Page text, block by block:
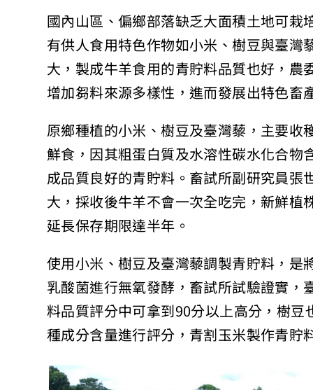
國內山區、偏鄉部落缺乏大面積土地可
有供人食用特色作物如小米、樹豆與臺
大，製成牛羊食用的青貯料品質也好，
增加芻料來源多樣性，進而發展出特色畜
原鄉種植的小米、樹豆及臺灣藜，主要
鮮食，因其粗蛋白質及水溶性碳水化合
成品質良好的青貯料。畜試所副研究員
大，採收後牛羊不會一次全吃完，新鮮
延長保存期限達半年。
使用小米、樹豆及臺灣藜調製青貯料，
乳酸菌進行無氧發酵，畜試所試驗證實
料品質評分中可拿到90分以上高分，樹
種成分含量進行評分，青割玉米製作青貯